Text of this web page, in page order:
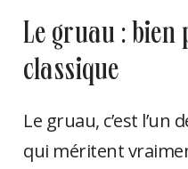
le gruau : bien plus qu’un
classique
Le gruau, c’est l’un
qui méritent